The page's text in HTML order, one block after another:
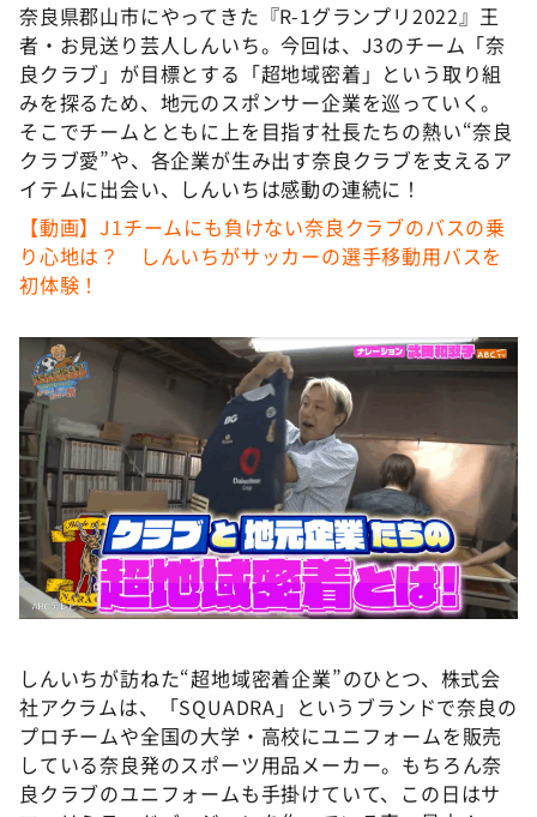
ＬＩＦＥ～夢のカタチ～
新婚さんいらっしゃい！
ポツンと一軒家
ザキ山小屋本館
ぺこぱのまるスポ
アナ回覧板
奈良県郡山市にやってきた『R-1グランプリ2022』王
者・お見送り芸人しんいち。今回は、J3のチーム「奈
良クラブ」が目標とする「超地域密着」という取り組
みを探るため、地元のスポンサー企業を巡っていく。
そこでチームとともに上を目指す社長たちの熱い“奈良
クラブ愛”や、各企業が生み出す奈良クラブを支えるア
イテムに出会い、しんいちは感動の連続に！
【動画】J1チームにも負けない奈良クラブのバスの乗
り心地は？ しんいちがサッカーの選手移動用バスを
初体験！
しんいちが訪ねた“超地域密着企業”のひとつ、株式会
社アクラムは、「SQUADRA」というブランドで奈良の
プロチームや全国の大学・高校にユニフォームを販売
している奈良発のスポーツ用品メーカー。もちろん奈
良クラブのユニフォームも手掛けていて、この日はサ